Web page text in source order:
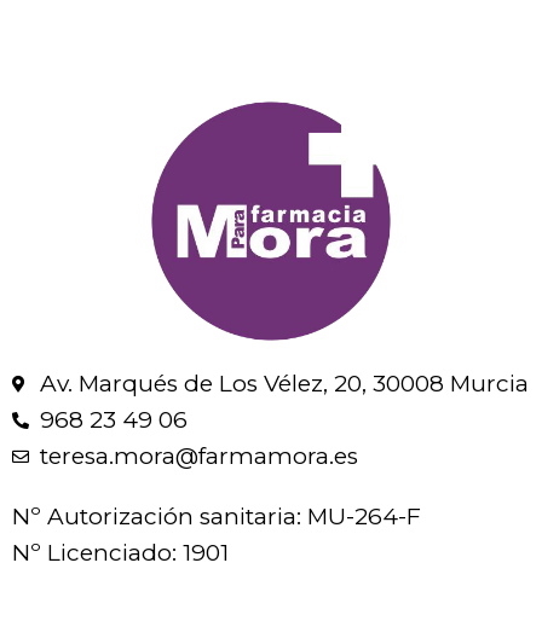
Av. Marqués de Los Vélez, 20, 30008 Murcia
968 23 49 06
teresa.mora@farmamora.es
Nº Autorización sanitaria: MU-264-F
Nº Licenciado: 1901